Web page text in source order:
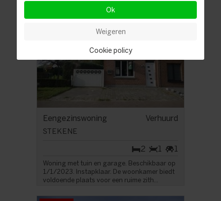
Verhuurd
Eengezinswoning Verhuurd
STEKENE
1
1
2
Woning met tuin en garage. Beschikbaar op
1/1/2023. Instapklaar. De woonkamer biedt
voldoende plaats voor een ruime zith...
Ok
Weigeren
Cookie policy